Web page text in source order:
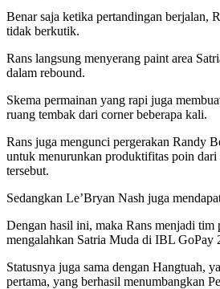
Benar saja ketika pertandingan berjalan,
tidak berkutik.
Rans langsung menyerang paint area
dalam rebound.
Skema permainan yang rapi juga
ruang tembak dari corner beberapa kali.
Rans juga mengunci pergerakan Randy
untuk menurunkan produktifitas poin dari
tersebut.
Sedangkan Le’Bryan Nash juga
Dengan hasil ini, maka Rans menjadi tim
mengalahkan Satria Muda di IBL GoPay
Statusnya juga sama dengan Hangtuah,
pertama, yang berhasil menumbangkan